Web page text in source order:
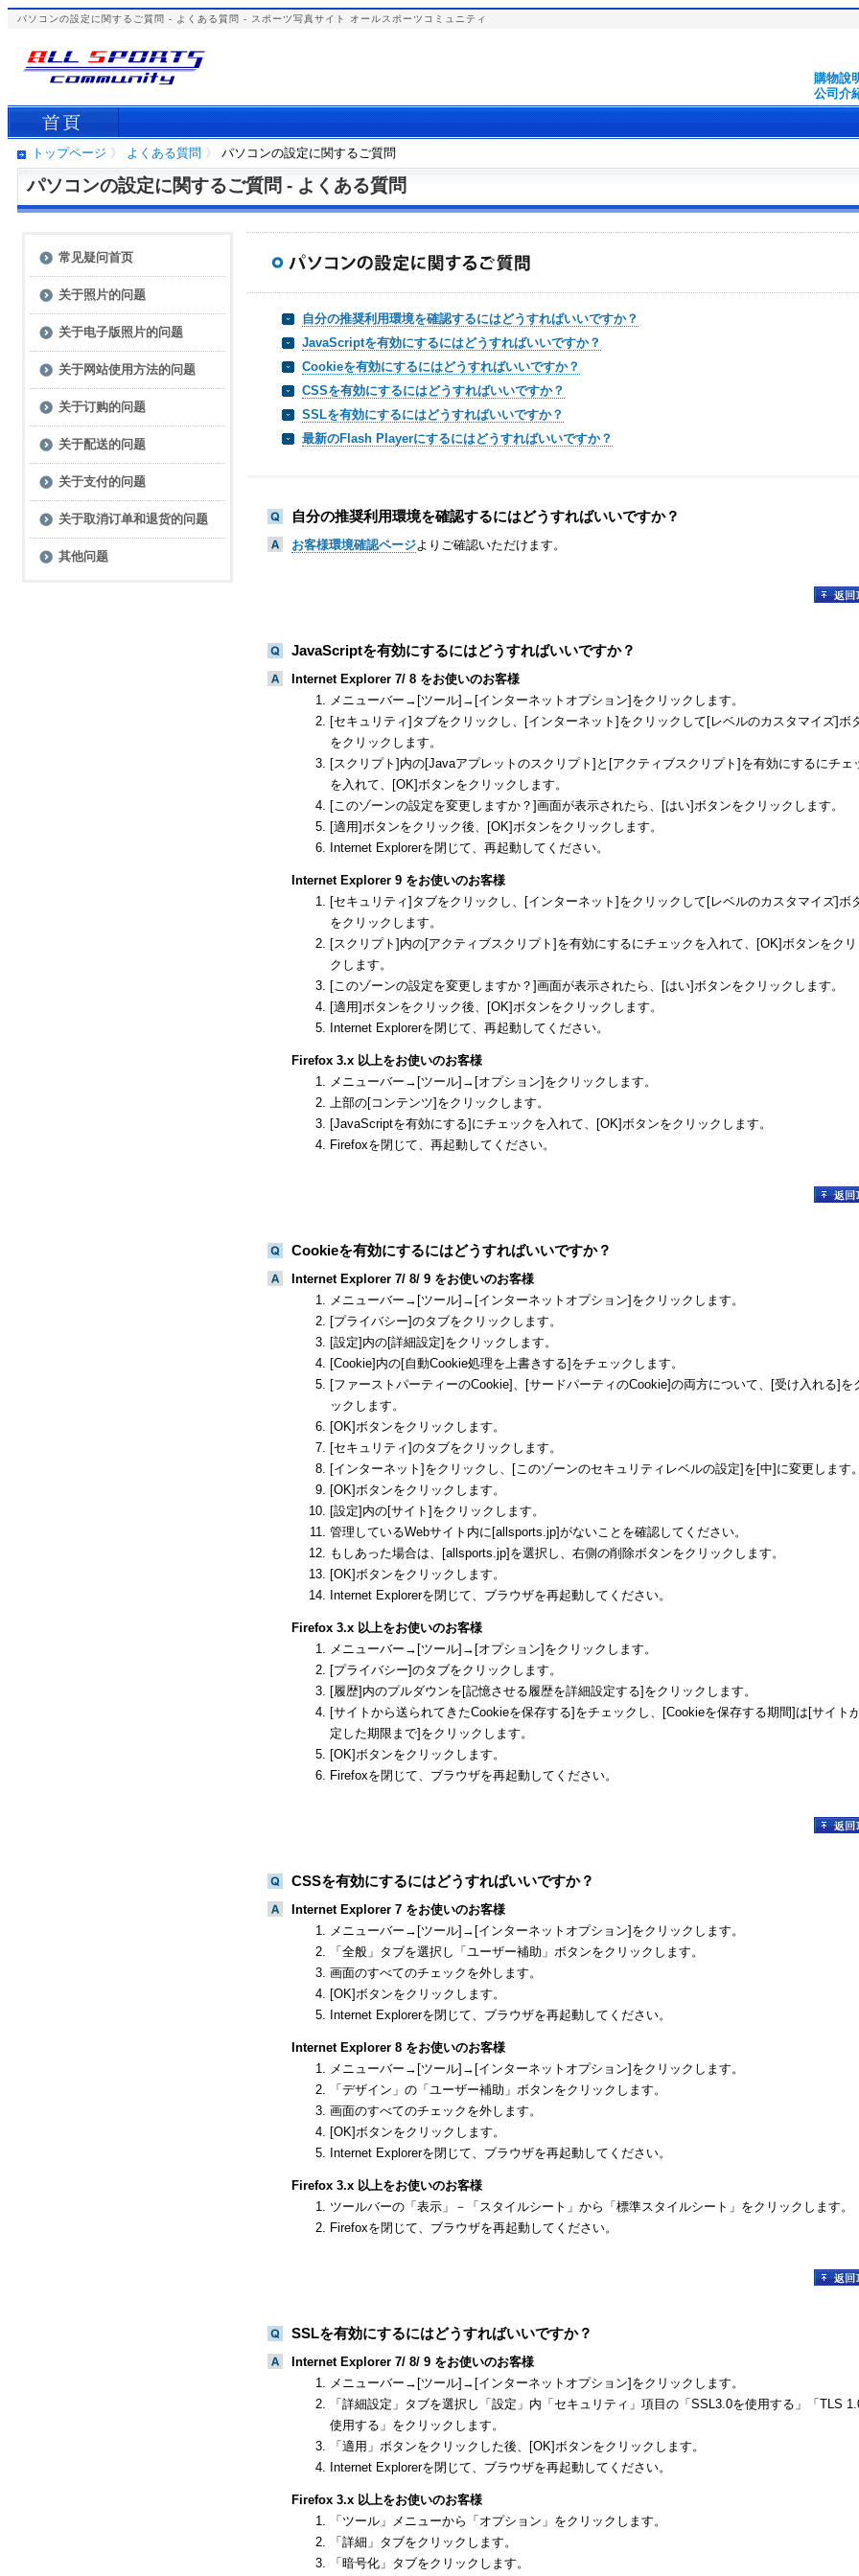
パソコンの設定に関するご質問 - よくある質問 - スポーツ写真サイト オールスポーツコミュニティ
購物說
公司介
トップページ 》 よくある質問 》 パソコンの設定に関するご質問
パソコンの設定に関するご質問 - よくある質問
常见疑问首页
关于照片的问题
关于电子版照片的问题
关于网站使用方法的问题
关于订购的问题
关于配送的问题
关于支付的问题
关于取消订单和退货的问题
其他问题
自分の推奨利用環境を確認するにはどうすればいいですか？
JavaScriptを有効にするにはどうすればいいですか？
Cookieを有効にするにはどうすればいいですか？
CSSを有効にするにはどうすればいいですか？
SSLを有効にするにはどうすればいいですか？
最新のFlash Playerにするにはどうすればいいですか？
自分の推奨利用環境を確認するにはどうすればいいですか？
お客様環境確認ページよりご確認いただけます。
JavaScriptを有効にするにはどうすればいいですか？
Internet Explorer 7/ 8 をお使いのお客様
メニューバー→[ツール]→[インターネットオプション]をクリックします。
[セキュリティ]タブをクリックし、[インターネット]をクリックして[レベルのカスタマイズ]ボ
をクリックします。
[スクリプト]内の[Javaアプレットのスクリプト]と[アクティブスクリプト]を有効にするにチェ
を入れて、[OK]ボタンをクリックします。
[このゾーンの設定を変更しますか？]画面が表示されたら、[はい]ボタンをクリックします。
[適用]ボタンをクリック後、[OK]ボタンをクリックします。
Internet Explorerを閉じて、再起動してください。
Internet Explorer 9 をお使いのお客様
[セキュリティ]タブをクリックし、[インターネット]をクリックして[レベルのカスタマイズ]ボ
をクリックします。
[スクリプト]内の[アクティブスクリプト]を有効にするにチェックを入れて、[OK]ボタンをク
クします。
[このゾーンの設定を変更しますか？]画面が表示されたら、[はい]ボタンをクリックします。
[適用]ボタンをクリック後、[OK]ボタンをクリックします。
Internet Explorerを閉じて、再起動してください。
Firefox 3.x 以上をお使いのお客様
メニューバー→[ツール]→[オプション]をクリックします。
上部の[コンテンツ]をクリックします。
[JavaScriptを有効にする]にチェックを入れて、[OK]ボタンをクリックします。
Firefoxを閉じて、再起動してください。
Cookieを有効にするにはどうすればいいですか？
Internet Explorer 7/ 8/ 9 をお使いのお客様
メニューバー→[ツール]→[インターネットオプション]をクリックします。
[プライバシー]のタブをクリックします。
[設定]内の[詳細設定]をクリックします。
[Cookie]内の[自動Cookie処理を上書きする]をチェックします。
[ファーストパーティーのCookie]、[サードパーティのCookie]の両方について、[受け入れる]を
ックします。
[OK]ボタンをクリックします。
[セキュリティ]のタブをクリックします。
[インターネット]をクリックし、[このゾーンのセキュリティレベルの設定]を[中]に変更します
[OK]ボタンをクリックします。
[設定]内の[サイト]をクリックします。
管理しているWebサイト内に[allsports.jp]がないことを確認してください。
もしあった場合は、[allsports.jp]を選択し、右側の削除ボタンをクリックします。
[OK]ボタンをクリックします。
Internet Explorerを閉じて、ブラウザを再起動してください。
Firefox 3.x 以上をお使いのお客様
メニューバー→[ツール]→[オプション]をクリックします。
[プライバシー]のタブをクリックします。
[履歴]内のプルダウンを[記憶させる履歴を詳細設定する]をクリックします。
[サイトから送られてきたCookieを保存する]をチェックし、[Cookieを保存する期間]は[サイト
定した期限まで]をクリックします。
[OK]ボタンをクリックします。
Firefoxを閉じて、ブラウザを再起動してください。
CSSを有効にするにはどうすればいいですか？
Internet Explorer 7 をお使いのお客様
メニューバー→[ツール]→[インターネットオプション]をクリックします。
「全般」タブを選択し「ユーザー補助」ボタンをクリックします。
画面のすべてのチェックを外します。
[OK]ボタンをクリックします。
Internet Explorerを閉じて、ブラウザを再起動してください。
Internet Explorer 8 をお使いのお客様
メニューバー→[ツール]→[インターネットオプション]をクリックします。
「デザイン」の「ユーザー補助」ボタンをクリックします。
画面のすべてのチェックを外します。
[OK]ボタンをクリックします。
Internet Explorerを閉じて、ブラウザを再起動してください。
Firefox 3.x 以上をお使いのお客様
ツールバーの「表示」－「スタイルシート」から「標準スタイルシート」をクリックします。
Firefoxを閉じて、ブラウザを再起動してください。
SSLを有効にするにはどうすればいいですか？
Internet Explorer 7/ 8/ 9 をお使いのお客様
メニューバー→[ツール]→[インターネットオプション]をクリックします。
「詳細設定」タブを選択し「設定」内「セキュリティ」項目の「SSL3.0を使用する」「TLS
使用する」をクリックします。
「適用」ボタンをクリックした後、[OK]ボタンをクリックします。
Internet Explorerを閉じて、ブラウザを再起動してください。
Firefox 3.x 以上をお使いのお客様
「ツール」メニューから「オプション」をクリックします。
「詳細」タブをクリックします。
「暗号化」タブをクリックします。